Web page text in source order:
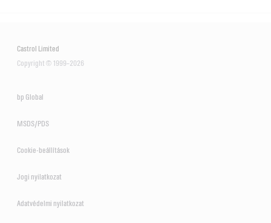
Castrol Limited
Copyright © 1999–2026
bp Global
MSDS/PDS
Cookie-beállítások
Jogi nyilatkozat
Adatvédelmi nyilatkozat